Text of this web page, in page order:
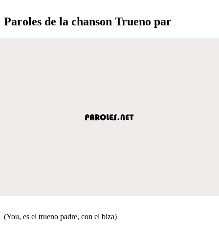
Paroles de la chanson Trueno par
(You, es el trueno padre, con el biza)